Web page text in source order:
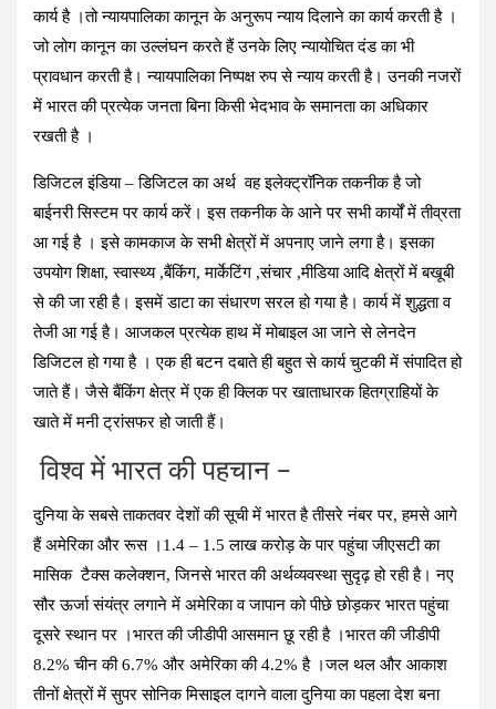
कार्य है ।तो न्यायपालिका कानून के अनुरूप न्याय दिलाने का कार्य करती है ।
जो लोग कानून का उल्लंघन करते हैं उनके लिए न्यायोचित दंड का भी
प्रावधान करती है। न्यायपालिका निष्पक्ष रुप से न्याय करती है। उनकी नजरों
में भारत की प्रत्येक जनता बिना किसी भेदभाव के समानता का अधिकार
रखती है ।
डिजिटल इंडिया – डिजिटल का अर्थ वह इलेक्ट्रॉनिक तकनीक है जो
बाईनरी सिस्टम पर कार्य करें। इस तकनीक के आने पर सभी कार्यों में तीव्रता
आ गई है । इसे कामकाज के सभी क्षेत्रों में अपनाए जाने लगा है। इसका
उपयोग शिक्षा, स्वास्थ्य ,बैंकिंग, मार्केटिंग ,संचार ,मीडिया आदि क्षेत्रों में बखूबी
से की जा रही है। इसमें डाटा का संधारण सरल हो गया है। कार्य में शुद्धता व
तेजी आ गई है। आजकल प्रत्येक हाथ में मोबाइल आ जाने से लेनदेन
डिजिटल हो गया है । एक ही बटन दबाते ही बहुत से कार्य चुटकी में संपादित हो
जाते हैं। जैसे बैंकिंग क्षेत्र में एक ही क्लिक पर खाताधारक हितग्राहियों के
खाते में मनी ट्रांसफर हो जाती हैं।
विश्व में भारत की पहचान –
दुनिया के सबसे ताकतवर देशों की सूची में भारत है तीसरे नंबर पर, हमसे आगे
हैं अमेरिका और रूस ।1.4 – 1.5 लाख करोड़ के पार पहुंचा जीएसटी का
मासिक टैक्स कलेक्शन, जिनसे भारत की अर्थव्यवस्था सुदृढ़ हो रही है। नए
सौर ऊर्जा संयंत्र लगाने में अमेरिका व जापान को पीछे छोड़कर भारत पहुंचा
दूसरे स्थान पर ।भारत की जीडीपी आसमान छू रही है ।भारत की जीडीपी
8.2% चीन की 6.7% और अमेरिका की 4.2% है ।जल थल और आकाश
तीनों क्षेत्रों में सुपर सोनिक मिसाइल दागने वाला दुनिया का पहला देश बना